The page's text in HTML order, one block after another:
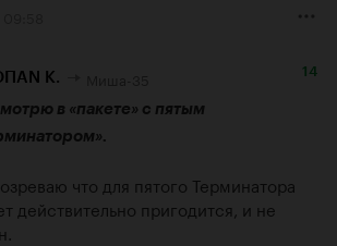
К. 14
в «пакете» с пятым
что для пятого Терминатора
действительно пригодится, и не